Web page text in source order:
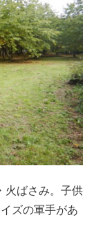
火ばさみ。子供
ズの軍手があ